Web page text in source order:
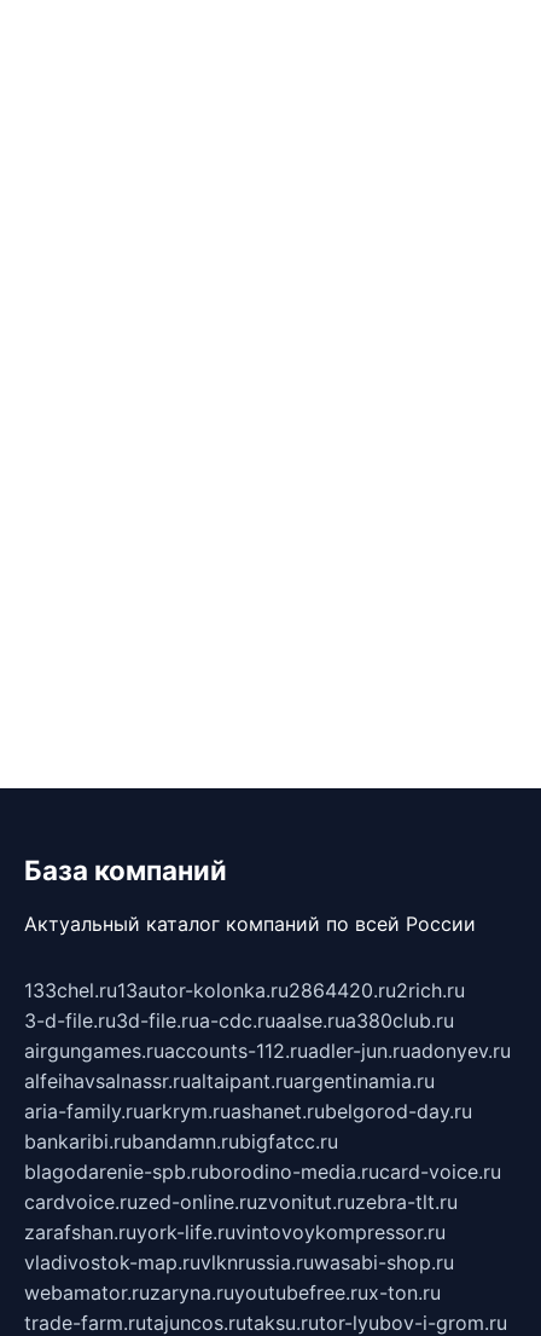
База компаний
Актуальный каталог компаний по всей России
133chel.ru13autor-kolonka.ru2864420.ru2rich.ru
3-d-file.ru3d-file.rua-cdc.ruaalse.rua380club.ru
airgungames.ruaccounts-112.ruadler-jun.ruadonyev.ru
alfeihavsalnassr.rualtaipant.ruargentinamia.ru
aria-family.ruarkrym.ruashanet.rubelgorod-day.ru
bankaribi.rubandamn.rubigfatcc.ru
blagodarenie-spb.ruborodino-media.rucard-voice.ru
cardvoice.ruzed-online.ruzvonitut.ruzebra-tlt.ru
zarafshan.ruyork-life.ruvintovoykompressor.ru
vladivostok-map.ruvlknrussia.ruwasabi-shop.ru
webamator.ruzaryna.ruyoutubefree.rux-ton.ru
trade-farm.rutajuncos.rutaksu.rutor-lyubov-i-grom.ru